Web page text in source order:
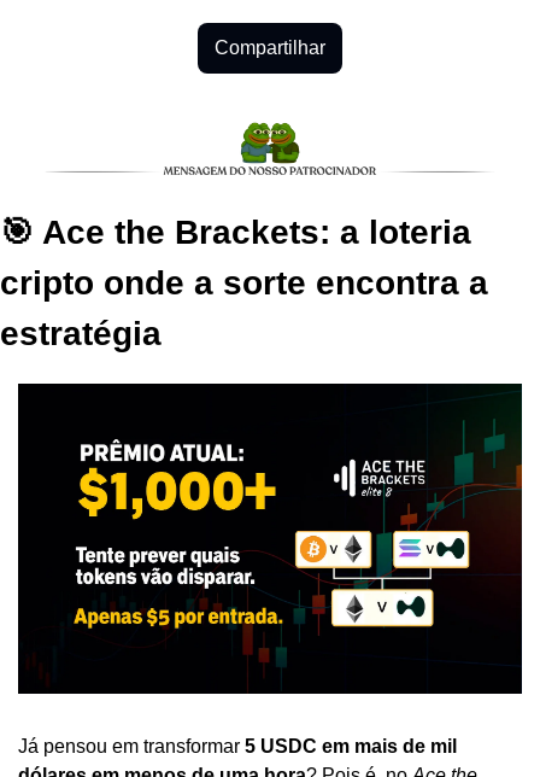
Compartilhar
🎯 Ace the Brackets: a loteria
cripto onde a sorte encontra a
estratégia
Já pensou em transformar 5 USDC em mais de mil